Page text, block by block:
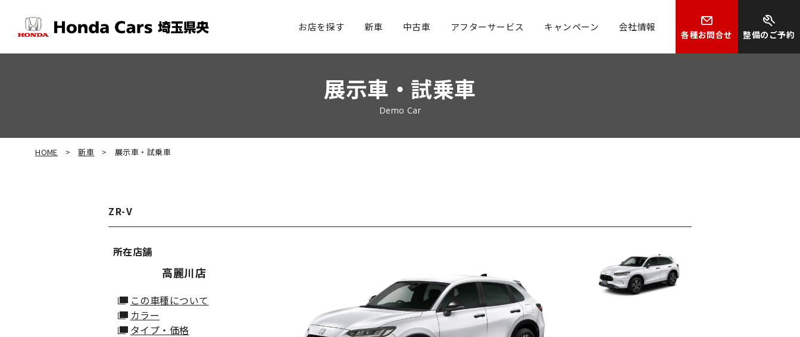
お店を探す 新車 中古車 アフターサービス キャンペーン 会社情報
各種お問合せ 整備のご予約
展示車・試乗車
Demo Car
HOME 新車 展示車・試乗車
ZR-V
所在店舗
高麗川店
この車種について
カラー
タイプ・価格